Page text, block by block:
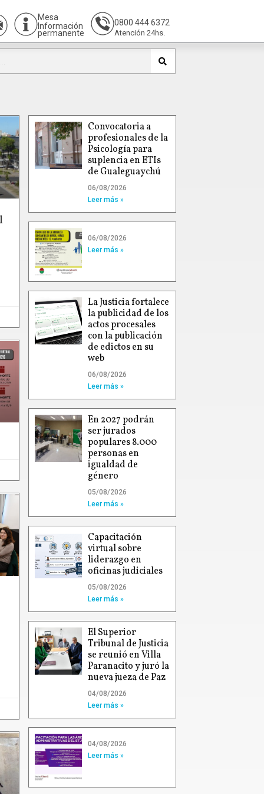
Mesa
Información
permanente
0800 444 6372
Atención 24hs.
Convocatoria a
profesionales de la
Psicología para
suplencia en ETIs
de Gualeguaychú
06/08/2026
Leer más »
06/08/2026
Leer más »
La Justicia fortalece
la publicidad de los
actos procesales
con la publicación
de edictos en su
web
06/08/2026
Leer más »
En 2027 podrán
ser jurados
populares 8.000
personas en
igualdad de
género
05/08/2026
Leer más »
Capacitación
virtual sobre
liderazgo en
oficinas judiciales
05/08/2026
Leer más »
El Superior
Tribunal de Justicia
se reunió en Villa
Paranacito y juró la
nueva jueza de Paz
04/08/2026
Leer más »
04/08/2026
Leer más »